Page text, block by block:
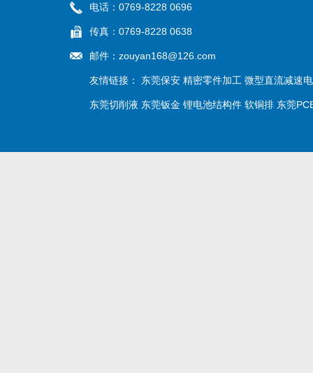
电话：0769-8228 0696
传真：0769-8228 0638
邮件： zouyan168@126.com
友情链接： 东莞保安 精密零件加工 微型直流减速
东莞切削液 东莞钣金 锂电池结构件 软铜排 东莞